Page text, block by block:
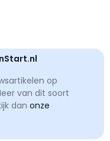
op
van dit soort
dan onze